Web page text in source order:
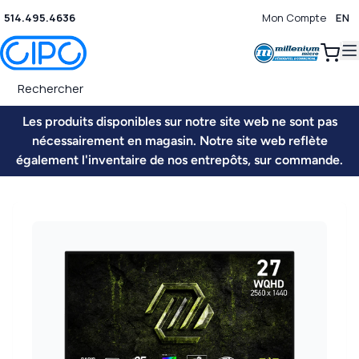
514.495.4636 Mon Compte EN
0
Les produits disponibles sur notre site web ne sont pas
nécessairement en magasin. Notre site web reflète
également l'inventaire de nos entrepôts, sur commande.